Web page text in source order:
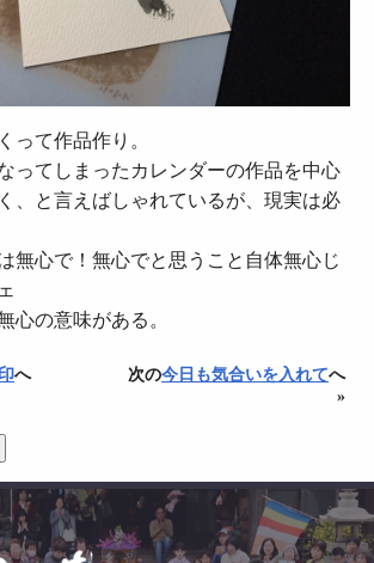
って作品作り。
ってしまったカレンダーの作品を中心
、と言えばしゃれているが、現実は必
無心で！無心でと思うこと自体無心じ
心の意味がある。
へ 次の今日も気合いを入れてへ
»